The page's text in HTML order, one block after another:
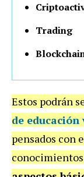
Trading
Estos podrán
de
pensados con